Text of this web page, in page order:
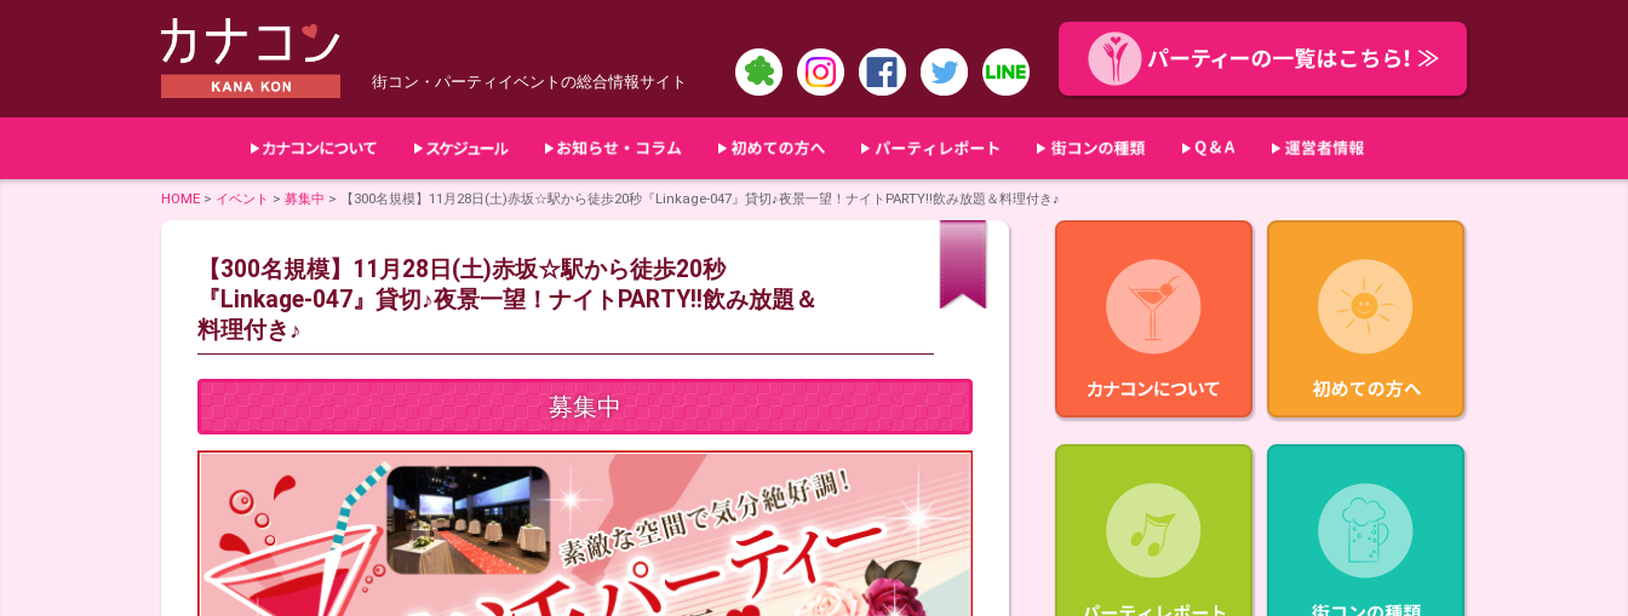
街コン・パーティイベントの総合情報サイト
HOME > イベント > 募集中 > 【300名規模】11月28日(土)赤坂☆駅から徒歩20秒『Linkage-047』貸切♪夜景一望！ナイトPARTY!!飲み放題＆料理付き♪
【300名規模】11月28日(土)赤坂☆駅から徒歩20秒
『Linkage-047』貸切♪夜景一望！ナイトPARTY!!飲み放題＆
料理付き♪
募集中